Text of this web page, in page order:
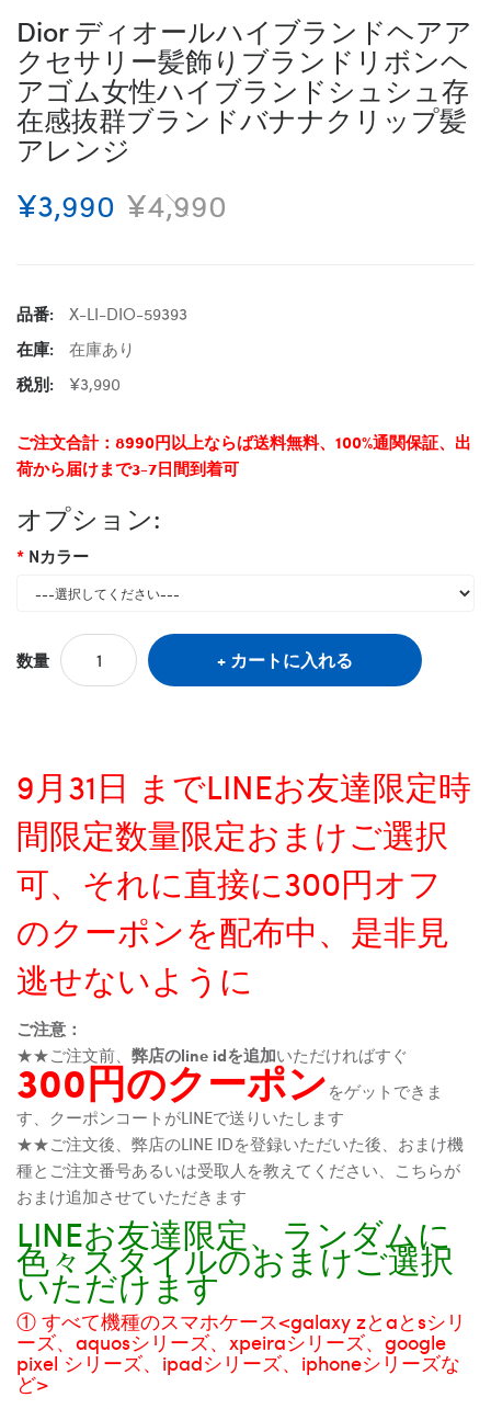
Dior ディオールハイブランドヘアア
クセサリー髪飾りブランドリボンヘ
アゴム女性ハイブランドシュシュ存
在感抜群ブランドバナナクリップ髪
アレンジ
¥3,990 ¥4,990
品番:
X-LI-DIO-59393
在庫:
在庫あり
税別:
¥3,990
ご注文合計：8990円以上ならば送料無料、100%通関保証、出
荷から届けまで3-7日間到着可
オプション:
Nカラー
数量 カートに入れる
9月31日 までLINEお友達限定時
間限定数量限定おまけご選択
可、それに直接に300円オフ
のクーポンを配布中、是非見
逃せないように
ご注意：
★★ご注文前、 弊店のline idを追加いただければすぐ
300円のクーポンをゲットできま
す、クーポンコートがLINEで送りいたします
★★ご注文後、弊店のLINE IDを登録いただいた後、おまけ機
種とご注文番号あるいは受取人を教えてください、こちらが
おまけ追加させていただきます
LINEお友達限定、ランダムに
色々スタイルのおまけご選択
いただけます
① すべて機種のスマホケース<galaxy zとaとsシリ
ーズ、aquosシリーズ、xpeiraシリーズ、google
pixel シリーズ、ipadシリーズ、iphoneシリーズな
ど>